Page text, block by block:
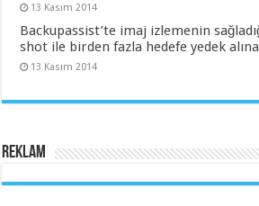
13 Kasım 2014
Backupassist’te imaj izlemenin
shot ile birden fazla hedefe yedek
13 Kasım 2014
Reklam